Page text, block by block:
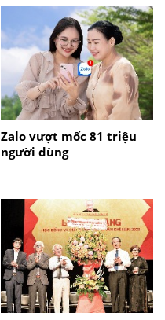
Zalo vượt mốc 81 triệu
người dùng